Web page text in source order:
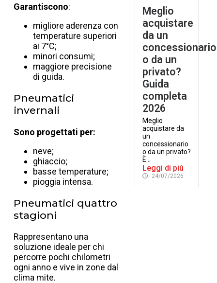
Garantiscono:
migliore aderenza con
temperature superiori
ai 7°C;
minori consumi;
maggiore precisione
di guida.
Pneumatici
invernali
Sono progettati per:
neve;
ghiaccio;
basse temperature;
pioggia intensa.
Pneumatici quattro
stagioni
Rappresentano una
soluzione ideale per chi
percorre pochi chilometri
ogni anno e vive in zone dal
clima mite.
Meglio
acquistare
da un
concessionario
o da un
privato?
Guida
completa
2026
Meglio
acquistare da
un
concessionario
o da un privato?
È...
Leggi di più
24/07/2026